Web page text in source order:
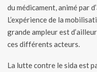
du médicament, animé par
L’expérience de la
grande ampleur est
ces différents acteurs.
La lutte contre le sida est